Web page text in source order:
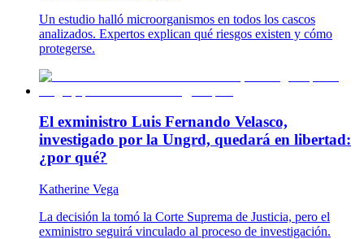
Un estudio halló microorganismos en todos los cascos
analizados. Expertos explican qué riesgos existen y cómo
protegerse.
El exministro Luis Fernando Velasco,
investigado por la Ungrd, quedará en libertad:
¿por qué?
Katherine Vega
La decisión la tomó la Corte Suprema de Justicia, pero el
exministro seguirá vinculado al proceso de investigación.